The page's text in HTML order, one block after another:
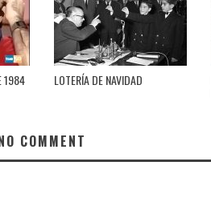
1984 LOTERÍA DE NAVIDAD
COMMENT